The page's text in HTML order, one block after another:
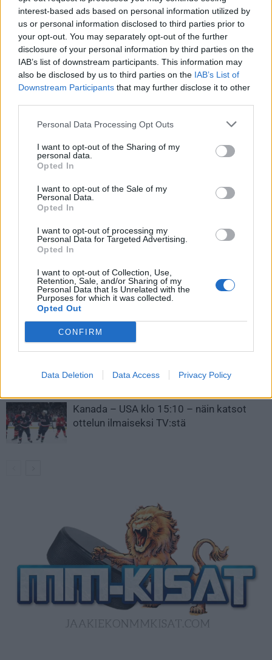
interest-based ads based on personal information utilized by
us or personal information disclosed to third parties prior to
your opt-out. You may separately opt-out of the further
disclosure of your personal information by third parties on the
IAB’s list of downstream participants. This information may
also be disclosed by us to third parties on the IAB’s List of
Downstream Participants that may further disclose it to other
Personal Data Processing Opt Outs
I want to opt-out of the Sharing of my
personal data.
Opted In
I want to opt-out of the Sale of my
Personal Data.
Opted In
I want to opt-out of processing my
Personal Data for Targeted Advertising.
Opted In
I want to opt-out of Collection, Use,
Retention, Sale, and/or Sharing of my
Personal Data that Is Unrelated with the
Purposes for which it was collected.
Opted Out
CONFIRM
Data Deletion Data Access Privacy Policy
Huimaa kiekkoviihdettä!
Colorado-Dallas näkyy
Jokerit erikoisessa tilanteessa
Leijonat julkisti ketjut Sveitsi-peliin –
Aleksander Barkov tekee paluun
kaukaloon
Venäläisveskari sekosi Suomen 2.
50 jäähyminuuttia
Kanada – USA klo 15:10 – näin katsot
ottelun ilmaiseksi TV:stä